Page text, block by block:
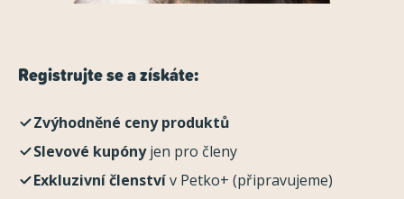
Registrujte se a získáte:
Zvýhodněné ceny produktů
Slevové kupónyjen pro členy
Exkluzivní členstvív Petko+ (připravujeme)